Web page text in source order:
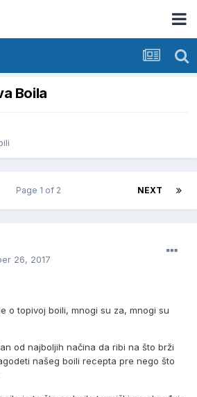
Boila
NEXT
Page 1 of 2
26, 2017
o topivoj boili, mnogi su za, mnogi su
od najboljih načina da ribi na što brži
našeg boili recepta pre nego što